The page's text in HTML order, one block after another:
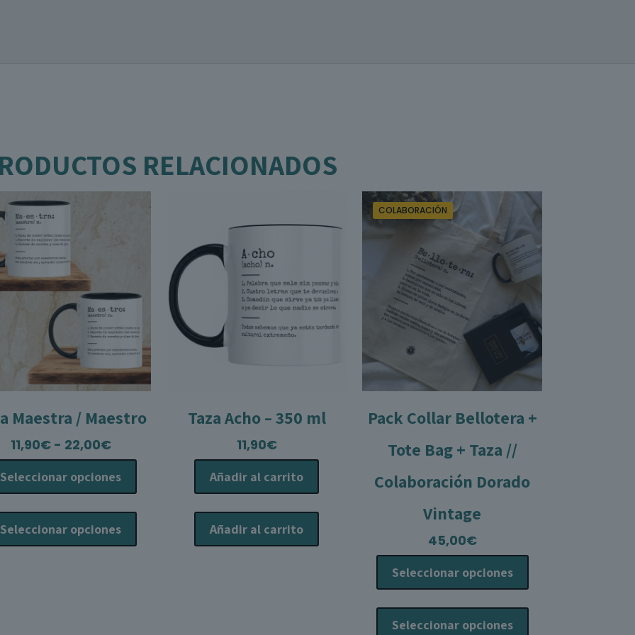
RELACIONADOS
Maestra / Maestro
11,90€ - 22,00€Rango
de
precios:
desde
11,90€
hasta
Seleccionar opciones
Seleccionar opciones
tiene
Taza Acho – 350 ml
11,90€
Añadir al carrito
Añadir al carrito
COLABORACIÓN
Pack Collar Bellotera +
Tote Bag + Taza //
Colaboración Dorado
Vintage
45,00€
Seleccionar opciones
Seleccionar opciones